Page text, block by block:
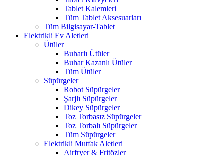
Tablet Kalemleri
Tüm Tablet Aksesuarları
Tüm Bilgisayar-Tablet
Elektrikli Ev Aletleri
Ütüler
Buharlı Ütüler
Buhar Kazanlı Ütüler
Tüm Ütüler
Süpürgeler
Robot Süpürgeler
Şarjlı Süpürgeler
Dikey Süpürgeler
Toz Torbasız Süpürgeler
Toz Torbalı Süpürgeler
Tüm Süpürgeler
Elektrikli Mutfak Aletleri
Airfryer & Fritözler